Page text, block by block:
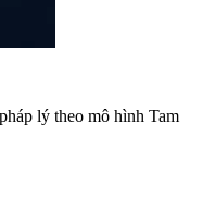
lý theo mô hình Tam